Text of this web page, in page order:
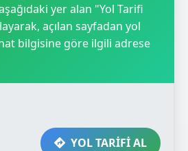
yer alan "Yol Tarifi
açılan sayfadan yol
bilgisine göre ilgili adrese
YOL TARİFİ AL